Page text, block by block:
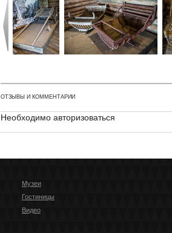
ОТЗЫВЫ И КОММЕНТАРИИ
Необходимо авторизоваться
Музеи
Гостиницы
Видео